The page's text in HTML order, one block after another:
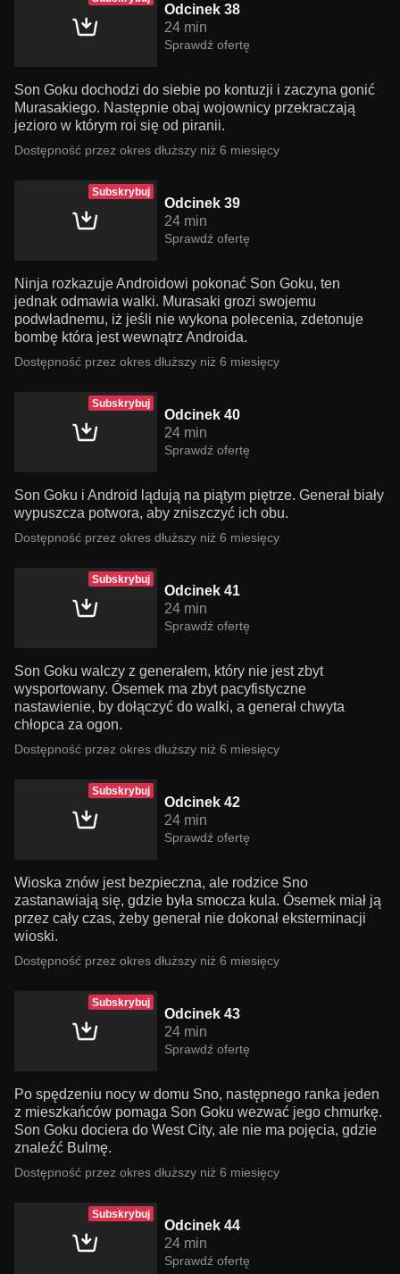
Odcinek 38
24 min
Sprawdź ofertę
Son Goku dochodzi do siebie po kontuzji i zaczyna gonić
Murasakiego. Następnie obaj wojownicy przekraczają
jezioro w którym roi się od piranii.
Dostępność przez okres dłuższy niż 6 miesięcy
Subskrybuj
Odcinek 39
24 min
Sprawdź ofertę
Ninja rozkazuje Androidowi pokonać Son Goku, ten
jednak odmawia walki. Murasaki grozi swojemu
podwładnemu, iż jeśli nie wykona polecenia, zdetonuje
bombę która jest wewnątrz Androida.
Dostępność przez okres dłuższy niż 6 miesięcy
Subskrybuj
Odcinek 40
24 min
Sprawdź ofertę
Son Goku i Android lądują na piątym piętrze. Generał biały
wypuszcza potwora, aby zniszczyć ich obu.
Dostępność przez okres dłuższy niż 6 miesięcy
Subskrybuj
Odcinek 41
24 min
Sprawdź ofertę
Son Goku walczy z generałem, który nie jest zbyt
wysportowany. Ósemek ma zbyt pacyfistyczne
nastawienie, by dołączyć do walki, a generał chwyta
chłopca za ogon.
Dostępność przez okres dłuższy niż 6 miesięcy
Subskrybuj
Odcinek 42
24 min
Sprawdź ofertę
Wioska znów jest bezpieczna, ale rodzice Sno
zastanawiają się, gdzie była smocza kula. Ósemek miał ją
przez cały czas, żeby generał nie dokonał eksterminacji
wioski.
Dostępność przez okres dłuższy niż 6 miesięcy
Subskrybuj
Odcinek 43
24 min
Sprawdź ofertę
Po spędzeniu nocy w domu Sno, następnego ranka jeden
z mieszkańców pomaga Son Goku wezwać jego chmurkę.
Son Goku dociera do West City, ale nie ma pojęcia, gdzie
znaleźć Bulmę.
Dostępność przez okres dłuższy niż 6 miesięcy
Subskrybuj
Odcinek 44
24 min
Sprawdź ofertę